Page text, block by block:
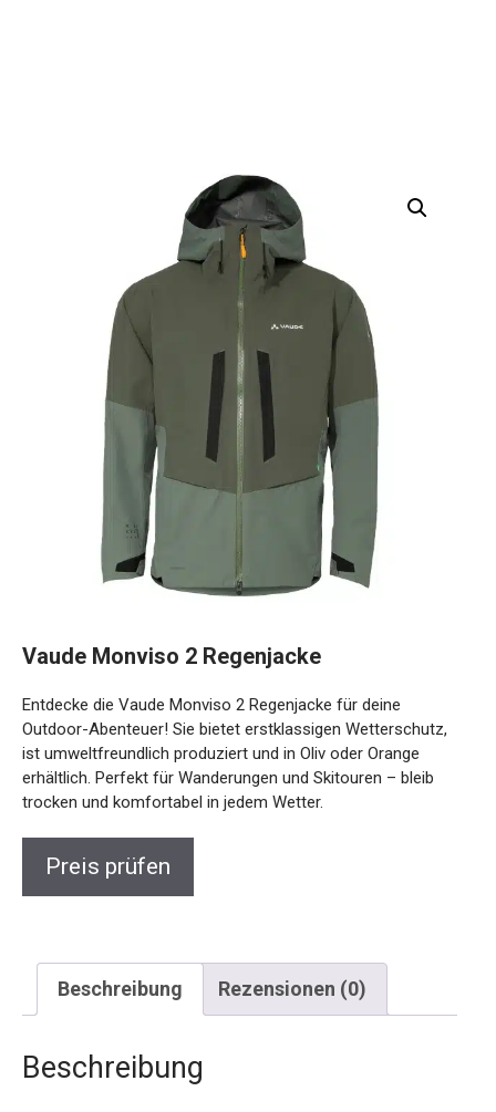
Vaude Monviso 2 Regenjacke
Entdecke die Vaude Monviso 2 Regenjacke für deine
Outdoor-Abenteuer! Sie bietet erstklassigen Wetterschutz,
ist umweltfreundlich produziert und in Oliv oder Orange
erhältlich. Perfekt für Wanderungen und Skitouren – bleib
trocken und komfortabel in jedem Wetter.
Preis prüfen
Beschreibung Rezensionen (0)
Beschreibung